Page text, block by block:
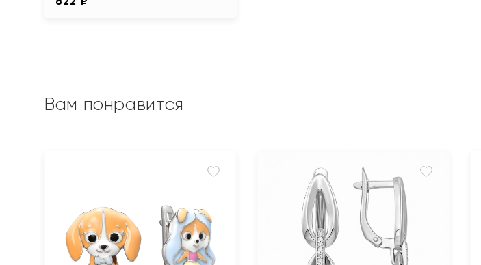
Вам понравится